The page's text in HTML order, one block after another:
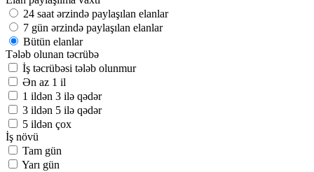
24 saat ərzində paylaşılan elanlar
7 gün ərzində paylaşılan elanlar
Bütün elanlar
Tələb olunan təcrübə
İş təcrübəsi tələb olunmur
Ən az 1 il
1 ildən 3 ilə qədər
3 ildən 5 ilə qədər
5 ildən çox
İş növü
Tam gün
Yarı gün